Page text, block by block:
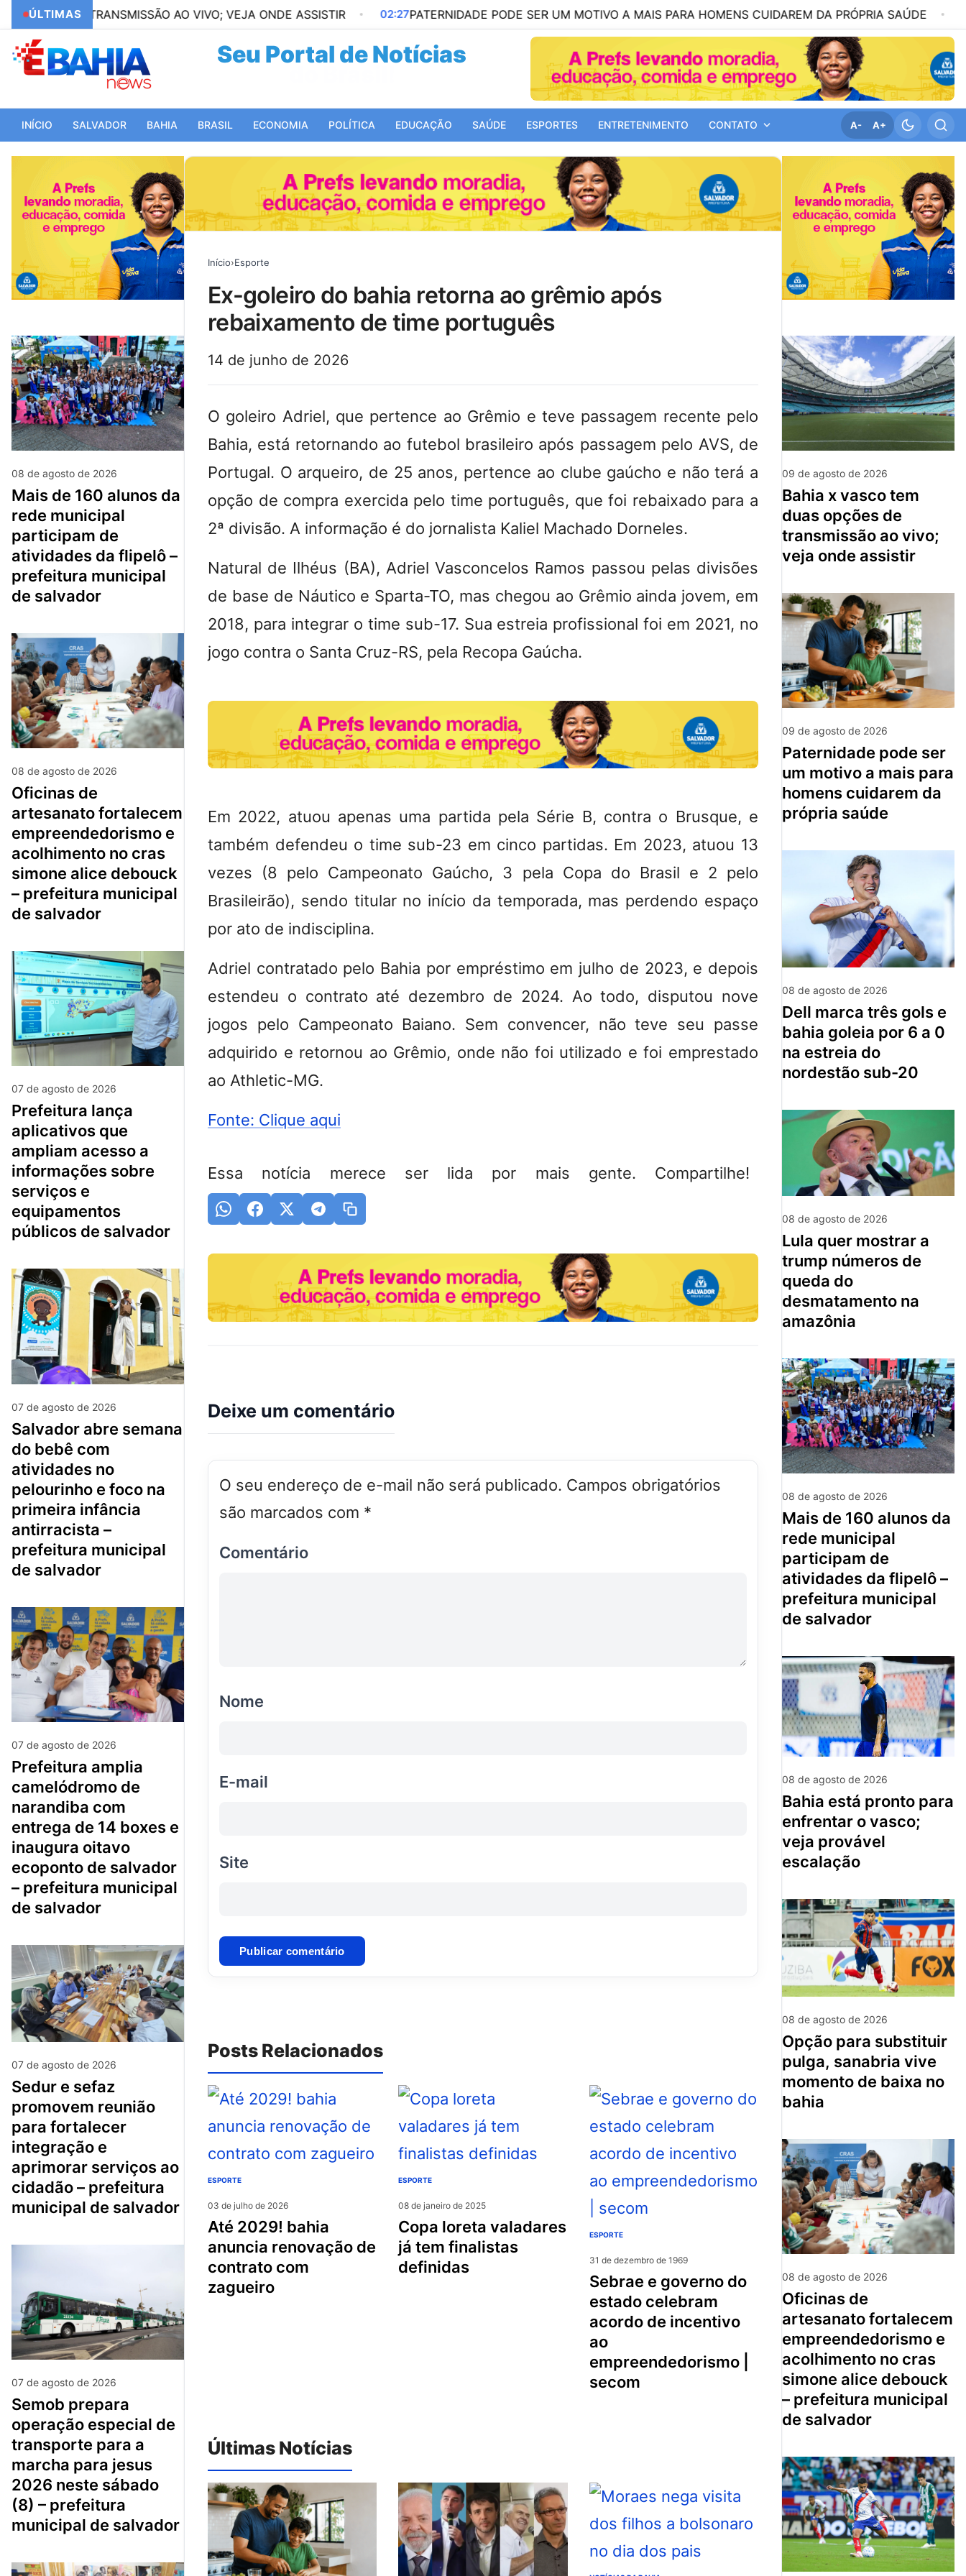
ÚLTIMAS
TRANSMISSÃO AO VIVO; VEJA ONDE ASSISTIR 02:27 PATERNIDADE PODE SER UM MOTIVO A MAIS PARA HOMENS CUIDAREM DA PRÓPRIA SAÚDE 18:50
Seu Portal de Notícias
INÍCIO SALVADOR BAHIA BRASIL ECONOMIA POLÍTICA EDUCAÇÃO SAÚDE ESPORTES ENTRETENIMENTO CONTATO A- A+
08 de agosto de 2026
mais de 160 alunos da
rede municipal
participam de
atividades da flipelô –
prefeitura municipal
de salvador
08 de agosto de 2026
oficinas de
artesanato fortalecem
empreendedorismo e
acolhimento no cras
simone alice debouck
– prefeitura municipal
de salvador
07 de agosto de 2026
prefeitura lança
aplicativos que
ampliam acesso a
informações sobre
serviços e
equipamentos
públicos de salvador
07 de agosto de 2026
salvador abre semana
do bebê com
atividades no
pelourinho e foco na
primeira infância
antirracista –
prefeitura municipal
de salvador
07 de agosto de 2026
prefeitura amplia
camelódromo de
narandiba com
entrega de 14 boxes e
inaugura oitavo
ecoponto de salvador
– prefeitura municipal
de salvador
07 de agosto de 2026
sedur e sefaz
promovem reunião
para fortalecer
integração e
aprimorar serviços ao
cidadão – prefeitura
municipal de salvador
07 de agosto de 2026
semob prepara
operação especial de
transporte para a
marcha para jesus
2026 neste sábado
(8) – prefeitura
municipal de salvador
Início›Esporte
ex-goleiro do bahia retorna ao grêmio após
rebaixamento de time português
14 de junho de 2026
O goleiro Adriel, que pertence ao Grêmio e teve passagem recente pelo
Bahia, está retornando ao futebol brasileiro após passagem pelo AVS, de
Portugal. O arqueiro, de 25 anos, pertence ao clube gaúcho e não terá a
opção de compra exercida pelo time português, que foi rebaixado para a
2ª divisão. A informação é do jornalista Kaliel Machado Dorneles.
Natural de Ilhéus (BA), Adriel Vasconcelos Ramos passou pelas divisões
de base de Náutico e Sparta-TO, mas chegou ao Grêmio ainda jovem, em
2018, para integrar o time sub-17. Sua estreia profissional foi em 2021, no
jogo contra o Santa Cruz-RS, pela Recopa Gaúcha.
Em 2022, atuou apenas uma partida pela Série B, contra o Brusque, e
também defendeu o time sub-23 em cinco partidas. Em 2023, atuou 13
vezes (8 pelo Campeonato Gaúcho, 3 pela Copa do Brasil e 2 pelo
Brasileirão), sendo titular no início da temporada, mas perdendo espaço
por ato de indisciplina.
Adriel contratado pelo Bahia por empréstimo em julho de 2023, e depois
estendeu o contrato até dezembro de 2024. Ao todo, disputou nove
jogos pelo Campeonato Baiano. Sem convencer, não teve seu passe
adquirido e retornou ao Grêmio, onde não foi utilizado e foi emprestado
ao Athletic-MG.
Fonte: Clique aqui
Essa notícia merece ser lida por mais gente. Compartilhe!
Deixe um comentário
O seu endereço de e-mail não será publicado. Campos obrigatórios
são marcados com *
Comentário
Nome
E-mail
Site
Posts Relacionados
ESPORTE
03 de julho de 2026
até 2029! bahia
anuncia renovação de
contrato com
zagueiro
ESPORTE
08 de janeiro de 2025
copa loreta valadares
já tem finalistas
definidas
ESPORTE
31 de dezembro de 1969
sebrae e governo do
estado celebram
acordo de incentivo
ao
empreendedorismo |
secom
Últimas Notícias
09 de agosto de 2026
bahia x vasco tem
duas opções de
transmissão ao vivo;
veja onde assistir
09 de agosto de 2026
paternidade pode ser
um motivo a mais para
homens cuidarem da
própria saúde
08 de agosto de 2026
dell marca três gols e
bahia goleia por 6 a 0
na estreia do
nordestão sub-20
08 de agosto de 2026
lula quer mostrar a
trump números de
queda do
desmatamento na
amazônia
08 de agosto de 2026
mais de 160 alunos da
rede municipal
participam de
atividades da flipelô –
prefeitura municipal
de salvador
08 de agosto de 2026
bahia está pronto para
enfrentar o vasco;
veja provável
escalação
08 de agosto de 2026
opção para substituir
pulga, sanabria vive
momento de baixa no
bahia
08 de agosto de 2026
oficinas de
artesanato fortalecem
empreendedorismo e
acolhimento no cras
simone alice debouck
– prefeitura municipal
de salvador